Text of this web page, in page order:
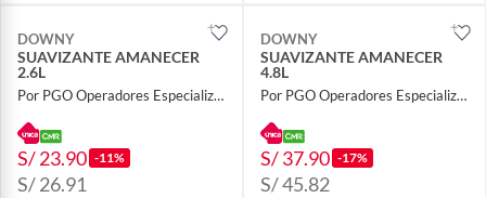
DOWNY
SUAVIZANTE AMANECER
2.6L
Por PGO Operadores Especializados
S/ 23.90 -11%
S/ 26.91
DOWNY
SUAVIZANTE AMANECER
4.8L
Por PGO Operadores Especializados
S/ 37.90 -17%
S/ 45.82